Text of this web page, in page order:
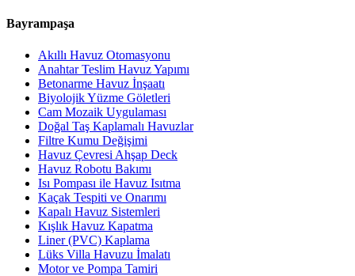
Bayrampaşa
Akıllı Havuz Otomasyonu
Anahtar Teslim Havuz Yapımı
Betonarme Havuz İnşaatı
Biyolojik Yüzme Göletleri
Cam Mozaik Uygulaması
Doğal Taş Kaplamalı Havuzlar
Filtre Kumu Değişimi
Havuz Çevresi Ahşap Deck
Havuz Robotu Bakımı
Isı Pompası ile Havuz Isıtma
Kaçak Tespiti ve Onarımı
Kapalı Havuz Sistemleri
Kışlık Havuz Kapatma
Liner (PVC) Kaplama
Lüks Villa Havuzu İmalatı
Motor ve Pompa Tamiri